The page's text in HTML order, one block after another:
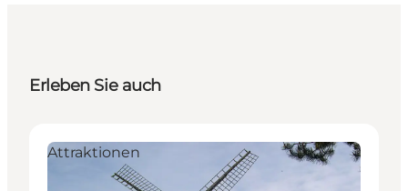
Erleben Sie auch
Attraktionen